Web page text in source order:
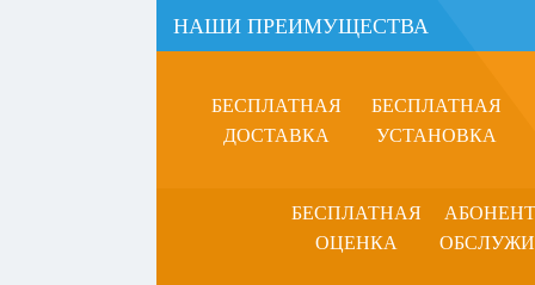
НАШИ ПРЕИМУЩЕСТВА
БЕСПЛАТНАЯ
ДОСТАВКА
БЕСПЛАТНАЯ
УСТАНОВКА
БЕСПЛАТНАЯ
ОЦЕНКА